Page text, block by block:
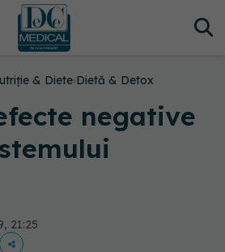
& Diete›Dietă & Detox
negative
21:25